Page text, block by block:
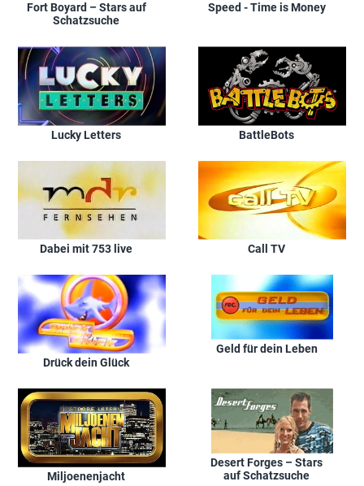
Fort Boyard – Stars auf
Schatzsuche
Speed - Time is Money
Lucky Letters BattleBots
Dabei mit 753 live Call TV
Drück dein Glück
Geld für dein Leben
Miljoenenjacht
Desert Forges – Stars
auf Schatzsuche